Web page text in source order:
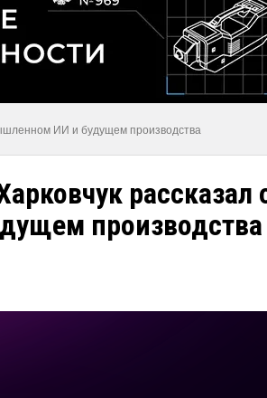
ИИ и будущем производства
рассказал
производства